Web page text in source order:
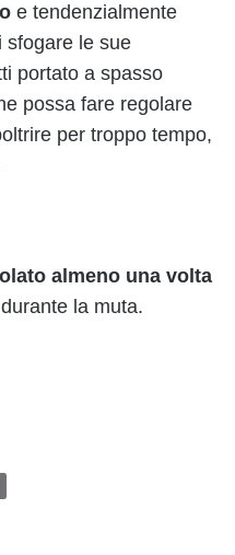
e tendenzialmente
sfogare le sue
portato a spasso
possa fare regolare
per troppo tempo,
almeno una volta
la muta.